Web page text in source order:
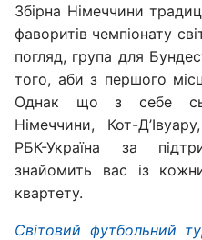
Збірна Німеччини
фаворитів чемпіонату
погляд, група для
того, аби з першого
Однак що з себе
Німеччини, Кот-
РБК-Україна за
знайомить вас із
квартету.
Світовий футбольний